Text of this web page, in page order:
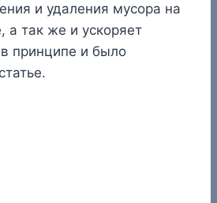
и удаления мусора на
а так же и ускоряет
принципе и было